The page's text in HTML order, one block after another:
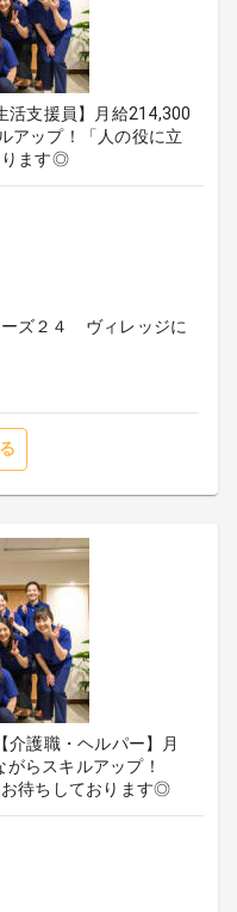
活支援員】月給214,300
アップ！「人の役に立
ります◎
ズ２４ ヴィレッジに
介護職・ヘルパー】月
らスキルアップ！
お待ちしております◎